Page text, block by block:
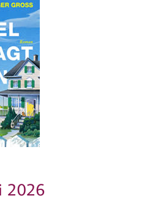
2026